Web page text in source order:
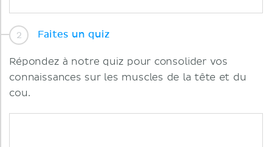
Faites un quiz
Répondez à notre quiz pour consolider vos
connaissances sur les muscles de la tête et du
cou.